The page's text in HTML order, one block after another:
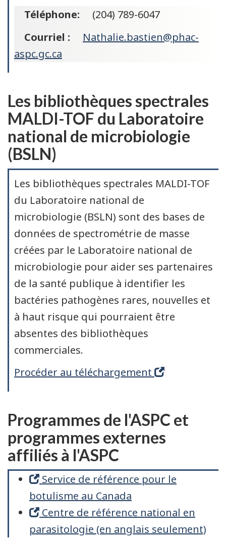
Téléphone:
(204) 789-6047
Courriel :
Nathalie.bastien@phac-
aspc.gc.ca
Les bibliothèques spectrales
MALDI-TOF du Laboratoire
national de microbiologie
(BSLN)
Les bibliothèques spectrales MALDI-TOF
du Laboratoire national de
microbiologie (BSLN) sont des bases de
données de spectrométrie de masse
créées par le Laboratoire national de
microbiologie pour aider ses partenaires
de la santé publique à identifier les
bactéries pathogènes rares, nouvelles et
à haut risque qui pourraient être
absentes des bibliothèques
commerciales.
Procéder au téléchargement
Programmes de l'ASPC et
programmes externes
affiliés à l'ASPC
Service de référence pour le
botulisme au Canada
Centre de référence national en
parasitologie (en anglais seulement)